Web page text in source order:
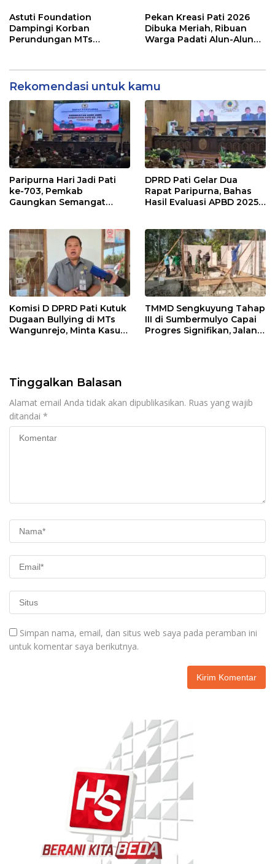
Ramah Lingkungan
Astuti Foundation
Dampingi Korban
Perundungan MTs
Sekolah Berbasis Agama
Pekan Kreasi Pati 2026
Dibuka Meriah, Ribuan
Warga Padati Alun-Alun
Rekomendasi untuk kamu
Paripurna Hari Jadi Pati
ke-703, Pemkab
Gaungkan Semangat
DPRD Pati Gelar Dua
Rapat Paripurna, Bahas
Hasil Evaluasi APBD 2025
Komisi D DPRD Pati Kutuk
Dugaan Bullying di MTs
Wangunrejo, Minta Kasus
TMMD Sengkuyung Tahap
III di Sumbermulyo Capai
Progres Signifikan, Jalan
Tinggalkan Balasan
Alamat email Anda tidak akan dipublikasikan. Ruas yang wajib
ditandai *
Simpan nama, email, dan situs web saya pada peramban ini
untuk komentar saya berikutnya.